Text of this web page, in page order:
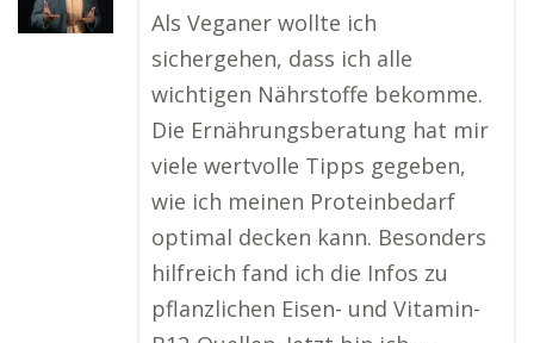
Als Veganer wollte ich
sichergehen, dass ich alle
wichtigen Nährstoffe bekomme.
Die Ernährungsberatung hat mir
viele wertvolle Tipps gegeben,
wie ich meinen Proteinbedarf
optimal decken kann. Besonders
hilfreich fand ich die Infos zu
pflanzlichen Eisen- und Vitamin-